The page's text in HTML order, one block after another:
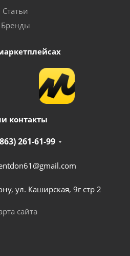
Статьи
Бренды
контакты
261-61-99
ул. Каширская, 9г стр 2
сайта